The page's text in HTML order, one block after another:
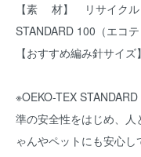
【素 材】 リサイクル
STANDARD 100（エコ
【おすすめ編み針サイ
※OEKO-TEX
準の安全性をはじめ、
ゃんやペットにも安心し